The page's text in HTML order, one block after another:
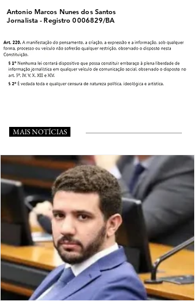
Antonio Marcos Nunes dos Santos
Jornalista - Registro0006829/BA
MAIS NOTÍCIAS